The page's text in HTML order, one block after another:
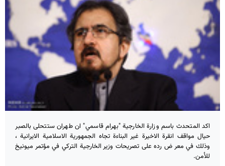
اكد المتحدث باسم وزارة الخارجية "بهرام قاسمي" ان طهران ستتحلى بالصبر
حيال مواقف انقرة الاخيرة غير البناءة تجاه الجمهورية الاسلامية الايرانية ،
وذلك في معر ض رده على تصريحات وزير الخارجية التركي في مؤتمر ميونيخ
للأمن.